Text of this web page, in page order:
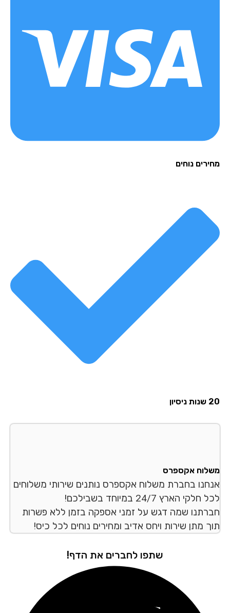
נוחים
אקספרס
בחברת משלוח אקספרס נותנים שירותי משלוחים
הארץ 24/7 במיוחד בשבילכם!
שמה דגש על זמני אספקה בזמן ללא פשרות
מתן שירות ויחס אדיב ומחירים נוחים לכל כיס!
שתפו לחברים את הדף!